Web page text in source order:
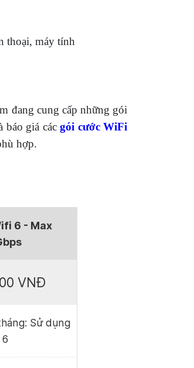
thoại, máy tính
đang cung cấp những gói
báo giá cácgói cước WiFi
hợp.
6 - Max
VNĐ
Sử dụng
6